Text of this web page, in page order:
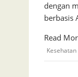
dengan
berbasis
Read
Kesehatan